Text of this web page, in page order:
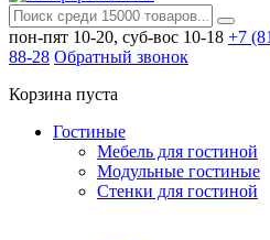
пон-пят 10-20, суб-вос 10-18 +7
88-28 Обратный звонок
Корзина пуста
Гостиные
Мебель для гостиной
Модульные гостиные
Стенки для гостиной